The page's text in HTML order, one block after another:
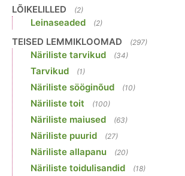
LÕIKELILLED (2)
Leinaseaded (2)
TEISED LEMMIKLOOMAD (297)
Näriliste tarvikud (34)
Tarvikud (1)
Näriliste sööginõud (10)
Näriliste toit (100)
Näriliste maiused (63)
Näriliste puurid (27)
Näriliste allapanu (20)
Näriliste toidulisandid (18)